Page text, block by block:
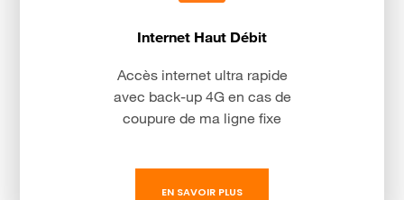
Internet Haut Débit
Accès internet ultra rapide
avec back-up 4G en cas de
coupure de ma ligne fixe
EN SAVOIR PLUS